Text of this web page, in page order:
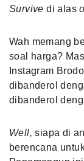
Survivedi alas
Wah memang
soal harga?
Instagram
dibanderol
dibanderol
Well,siapa di
berencana